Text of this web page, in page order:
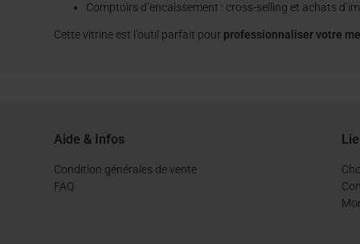
Comptoirs d’encaissement : cross-selling et achats
Cette vitrine est l’outil parfait pour professionnaliser votre
Aide & Infos
Condition générales de vente
FAQ